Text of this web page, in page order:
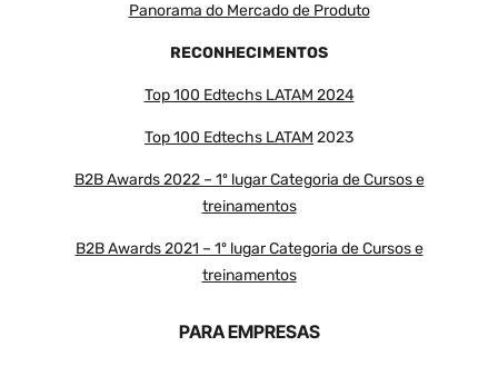
Panorama do Mercado de Produto
RECONHECIMENTOS
Top 100 Edtechs LATAM 2024
Top 100 Edtechs LATAM 2023
B2B Awards 2022 – 1º lugar Categoria de Cursos e
treinamentos
B2B Awards 2021 – 1º lugar Categoria de Cursos e
treinamentos
PARA EMPRESAS